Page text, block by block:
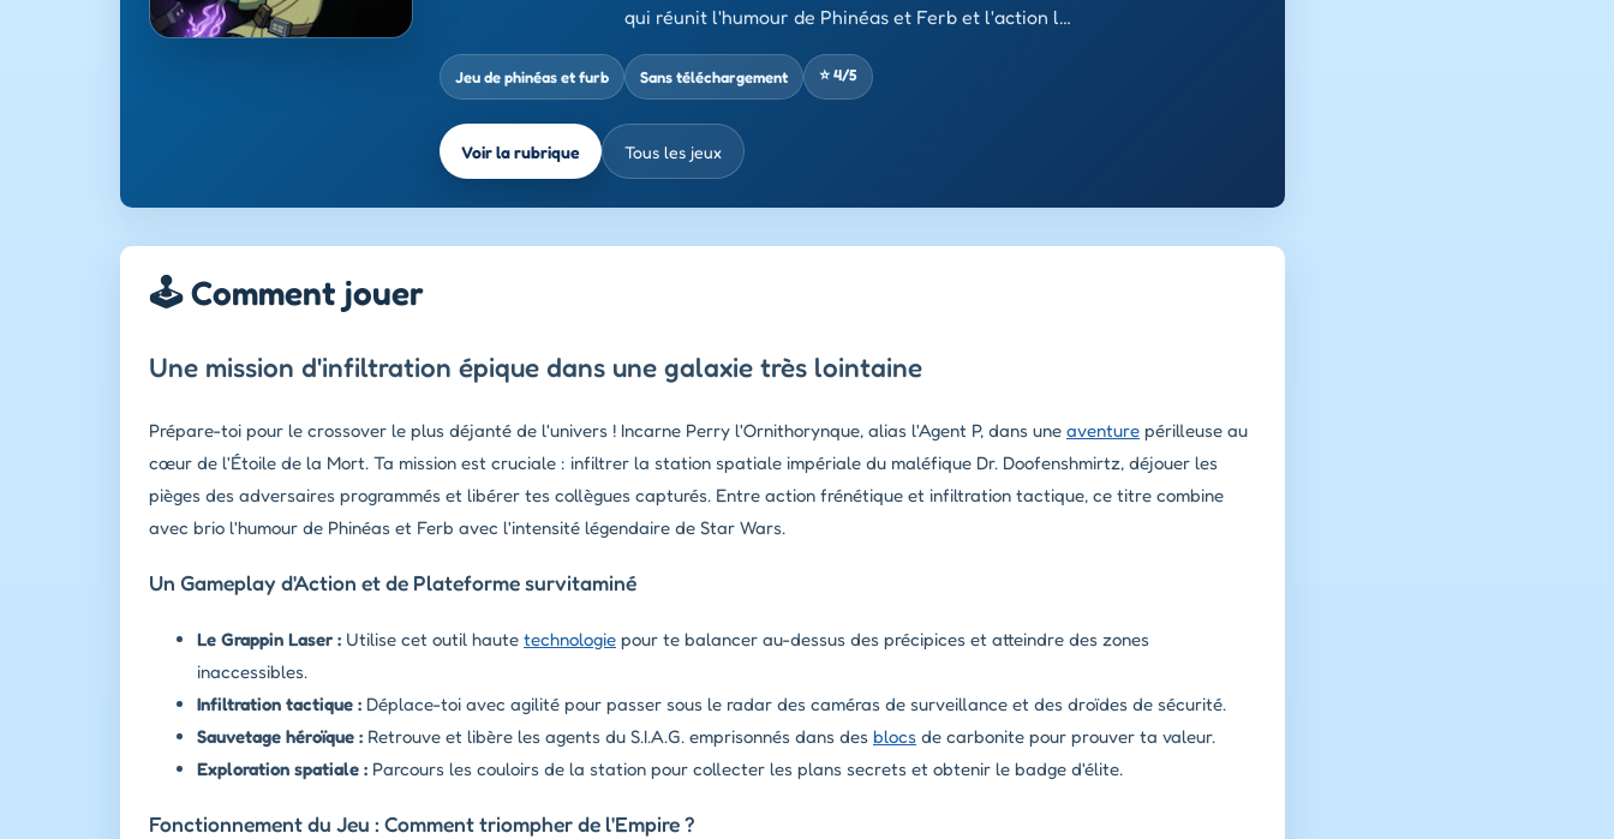
qui réunit l'humour de Phinéas et Ferb et l'action l…
Jeu de phinéas et furb Sans téléchargement ⭐ 4/5
Voir la rubrique Tous les jeux
🕹️ Comment jouer
Une mission d'infiltration épique dans une galaxie très lointaine
Prépare-toi pour le crossover le plus déjanté de l'univers ! Incarne Perry l'Ornithorynque, alias l'Agent P, dans une aventure périlleuse au
cœur de l'Étoile de la Mort. Ta mission est cruciale : infiltrer la station spatiale impériale du maléfique Dr. Doofenshmirtz, déjouer les
pièges des adversaires programmés et libérer tes collègues capturés. Entre action frénétique et infiltration tactique, ce titre combine
avec brio l'humour de Phinéas et Ferb avec l'intensité légendaire de Star Wars.
Un Gameplay d'Action et de Plateforme survitaminé
Le Grappin Laser : Utilise cet outil haute technologie pour te balancer au-dessus des précipices et atteindre des zones
inaccessibles.
Infiltration tactique : Déplace-toi avec agilité pour passer sous le radar des caméras de surveillance et des droïdes de sécurité.
Sauvetage héroïque : Retrouve et libère les agents du S.I.A.G. emprisonnés dans des blocs de carbonite pour prouver ta valeur.
Exploration spatiale : Parcours les couloirs de la station pour collecter les plans secrets et obtenir le badge d'élite.
Fonctionnement du Jeu : Comment triompher de l'Empire ?